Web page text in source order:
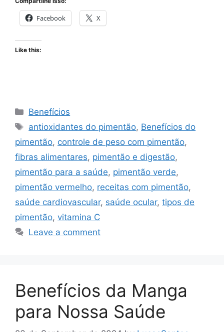
Facebook X
Like this:
Categories
Benefícios
Tags
antioxidantes do pimentão, Benefícios do
pimentão, controle de peso com pimentão,
fibras alimentares, pimentão e digestão,
pimentão para a saúde, pimentão verde,
pimentão vermelho, receitas com pimentão,
saúde cardiovascular, saúde ocular, tipos de
pimentão, vitamina C
Leave a comment
Benefícios da Manga
para Nossa Saúde